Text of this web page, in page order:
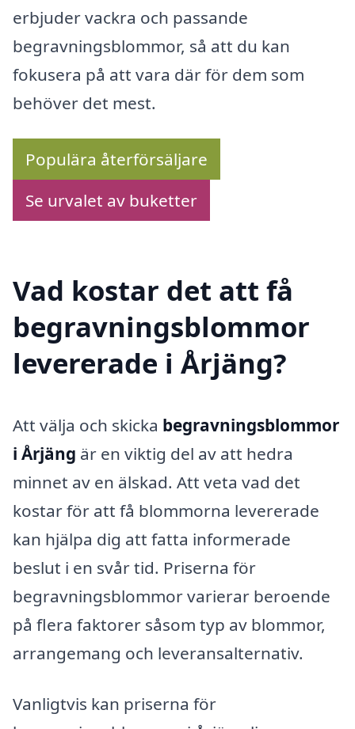
erbjuder vackra och passande
begravningsblommor, så att du kan
fokusera på att vara där för dem som
behöver det mest.
Populära återförsäljare
Se urvalet av buketter
Vad kostar det att få
begravningsblommor
levererade i Årjäng?
Att välja och skicka begravningsblommor
i Årjäng är en viktig del av att hedra
minnet av en älskad. Att veta vad det
kostar för att få blommorna levererade
kan hjälpa dig att fatta informerade
beslut i en svår tid. Priserna för
begravningsblommor varierar beroende
på flera faktorer såsom typ av blommor,
arrangemang och leveransalternativ.
Vanligtvis kan priserna för